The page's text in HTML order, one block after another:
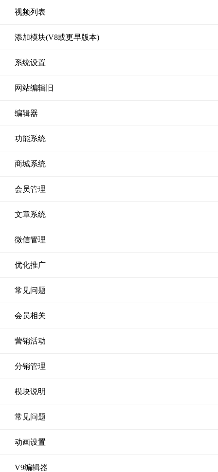
视频列表
添加模块(V8或更早版本)
系统设置
网站编辑旧
编辑器
功能系统
商城系统
会员管理
文章系统
微信管理
优化推广
常见问题
会员相关
营销活动
分销管理
模块说明
常见问题
动画设置
V9编辑器